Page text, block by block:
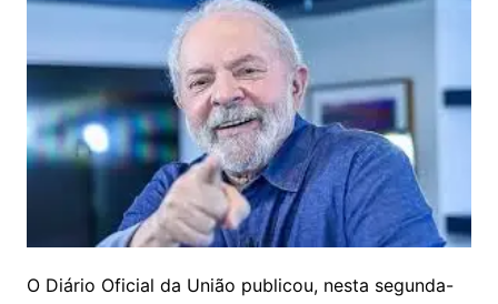
O Diário Oficial da União publicou, nesta segunda-